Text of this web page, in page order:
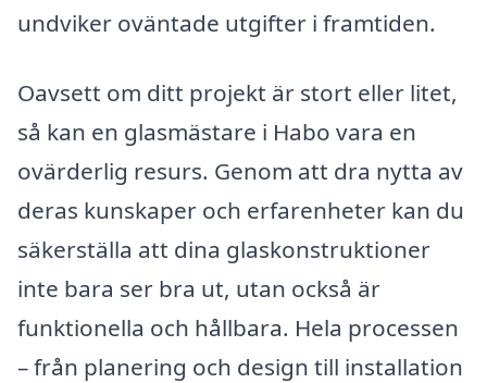
undviker oväntade utgifter i framtiden.
Oavsett om ditt projekt är stort eller litet,
så kan en glasmästare i Habo vara en
ovärderlig resurs. Genom att dra nytta av
deras kunskaper och erfarenheter kan du
säkerställa att dina glaskonstruktioner
inte bara ser bra ut, utan också är
funktionella och hållbara. Hela processen
– från planering och design till installation